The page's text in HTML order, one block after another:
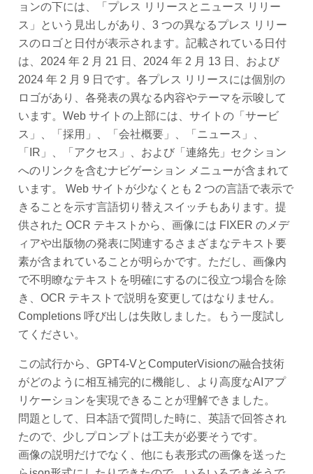
ョンの下には、「プレス リリースとニュース リリー
ス」という見出しがあり、3 つの異なるプレス リリー
スのロゴと日付が表示されます。記載されている日付
は、2024 年 2 月 21 日、2024 年 2 月 13 日、および
2024 年 2 月 9 日です。各プレス リリースには個別の
ロゴがあり、各発表の異なる内容やテーマを示唆して
います。Web サイトの上部には、サイトの「サービ
ス」、「採用」、「会社概要」、「ニュース」、
「IR」、「アクセス」、および「連絡先」セクション
へのリンクを含むナビゲーション メニューが含まれて
います。 Web サイトが少なくとも 2 つの言語で表示で
きることを示す言語切り替えスイッチもあります。提
供された OCR テキストから、画像には FIXER のメデ
ィアや出版物の発表に関連するさまざまなテキスト要
素が含まれていることが明らかです。ただし、画像内
で不明瞭なテキストを明確にするのに役立つ場合を除
き、OCR テキストで説明を変更してはなりません。
Completions 呼び出しは失敗しました。もう一度試し
てください。
この試行から、GPT4-VとComputerVisionの融合技術
がどのように相互補完的に機能し、より高度なAIアプ
リケーションを実現できることが理解できました。
問題として、日本語で質問した時に、英語で回答され
たので、少しプロンプトは工夫が必要そうです。
画像の説明だけでなく、他にも表形式の画像を送った